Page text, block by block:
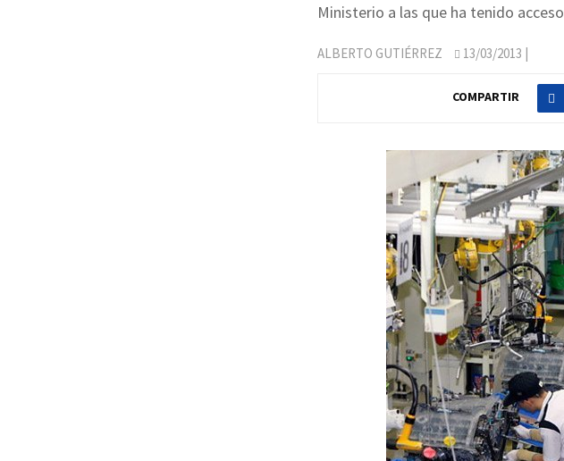
Ministerio a las que ha tenido acceso
ALBERTO GUTIÉRREZ 13/03/2013 |
COMPARTIR